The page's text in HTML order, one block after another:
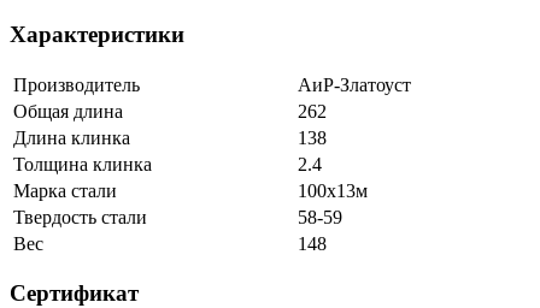
Характеристики
Производитель
АиР-Златоуст
Общая длина
262
Длина клинка
138
Толщина клинка
2.4
Марка стали
100х13м
Твердость стали
58-59
Вес
148
Сертификат